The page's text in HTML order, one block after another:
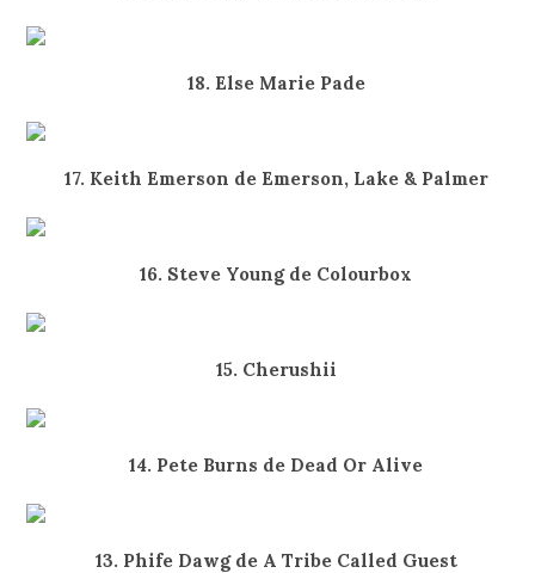
18. Else Marie Pade
17. Keith Emerson de Emerson, Lake & Palmer
16. Steve Young de Colourbox
15. Cherushii
14. Pete Burns de Dead Or Alive
13. Phife Dawg de A Tribe Called Guest